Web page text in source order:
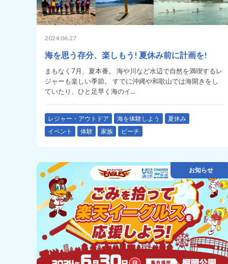
2024.06.27
海を思う存分、楽しもう! 夏休み前に計画を!
まもなく7月、夏本番。 海や川など水辺で自然を満喫するレ
ジャーも楽しい季節。 すでに沖縄や和歌山では海開きをし
ていたり、ひと足早く海のイ...
レジャー・アウトドア 海を体験しよう
夏休み
イベント
体験 家族 ビーチ
お知らせ